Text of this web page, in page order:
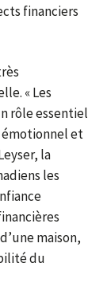
financiers
« Les
rôle essentiel
émotionnel et
la
les
maison,
du